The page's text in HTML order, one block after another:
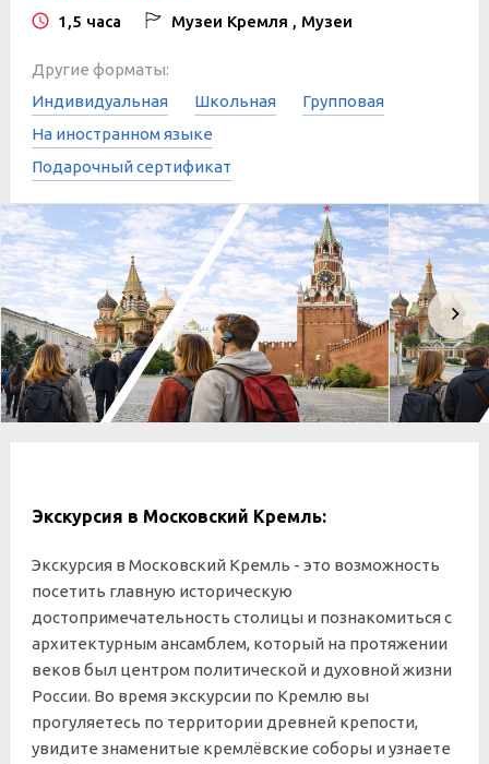
1,5 часа Музеи Кремля , Музеи
Другие форматы:
Индивидуальная
Школьная
Групповая
На иностранном языке
Подарочный сертификат
Экскурсия в Московский Кремль:
Экскурсия в Московский Кремль - это возможность
посетить главную историческую
достопримечательность столицы и познакомиться с
архитектурным ансамблем, который на протяжении
веков был центром политической и духовной жизни
России. Во время экскурсии по Кремлю вы
прогуляетесь по территории древней крепости,
увидите знаменитые кремлёвские соборы и узнаете